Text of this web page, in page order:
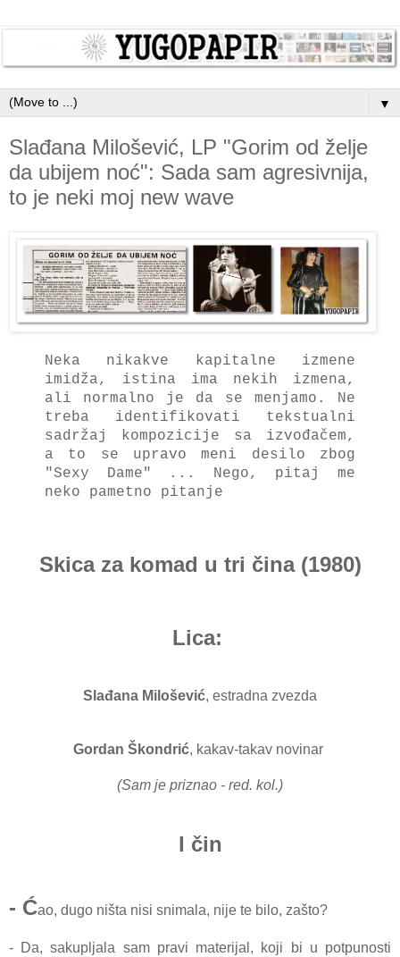
▼
Slađana Milošević, LP "Gorim od želje
da ubijem noć": Sada sam agresivnija,
to je neki moj new wave
Neka nikakve kapitalne izmene
imidža, istina ima nekih izmena,
ali normalno je da se menjamo. Ne
treba identifikovati tekstualni
sadržaj kompozicije sa izvođačem,
a to se upravo meni desilo zbog
"Sexy Dame" ... Nego, pitaj me
neko pametno pitanje
Skica za komad u tri čina (1980)
Lica:
Slađana Milošević, estradna zvezda
Gordan Škondrić, kakav-takav novinar
(Sam je priznao - red. kol.)
I čin
- Ćao, dugo ništa nisi snimala, nije te bilo, zašto?
- Da, sakupljala sam pravi materijal, koji bi u potpunosti